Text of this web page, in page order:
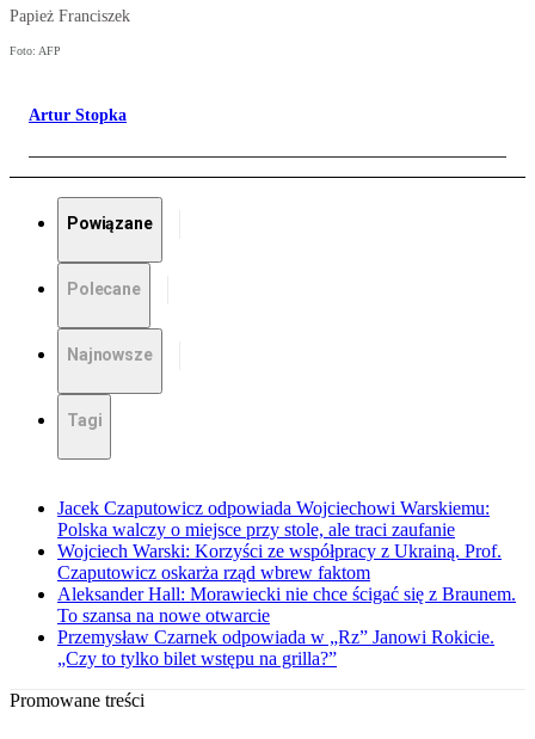
Papież Franciszek
Foto: AFP
Artur Stopka
Powiązane
Polecane
Najnowsze
Tagi
Jacek Czaputowicz odpowiada Wojciechowi Warskiemu:
Polska walczy o miejsce przy stole, ale traci zaufanie
Wojciech Warski: Korzyści ze współpracy z Ukrainą. Prof.
Czaputowicz oskarża rząd wbrew faktom
Aleksander Hall: Morawiecki nie chce ścigać się z Braunem.
To szansa na nowe otwarcie
Przemysław Czarnek odpowiada w „Rz” Janowi Rokicie.
„Czy to tylko bilet wstępu na grilla?”
Promowane treści